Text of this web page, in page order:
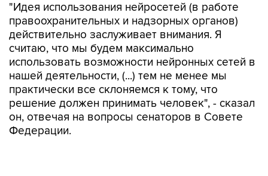
"Идея использования нейросетей (в работе
правоохранительных и надзорных органов)
действительно заслуживает внимания. Я
считаю, что мы будем максимально
использовать возможности нейронных сетей в
нашей деятельности, (...) тем не менее мы
практически все склоняемся к тому, что
решение должен принимать человек", - сказал
он, отвечая на вопросы сенаторов в Совете
Федерации.